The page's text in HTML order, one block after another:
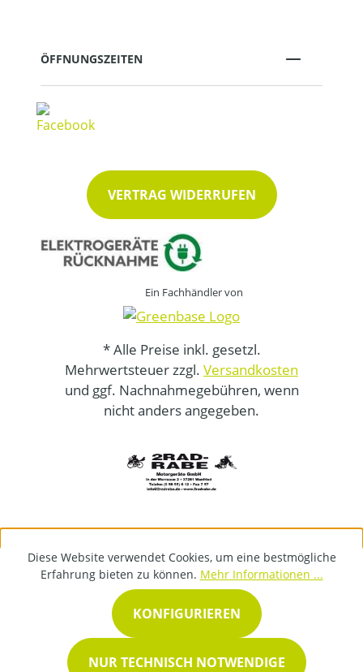
ÖFFNUNGSZEITEN
VERTRAG WIDERRUFEN
Ein Fachhändler von
* Alle Preise inkl. gesetzl.
Mehrwertsteuer zzgl. Versandkosten
und ggf. Nachnahmegebühren, wenn
nicht anders angegeben.
Diese Website verwendet Cookies, um eine bestmögliche
Erfahrung bieten zu können. Mehr Informationen ...
NUR TECHNISCH NOTWENDIGE
KONFIGURIEREN